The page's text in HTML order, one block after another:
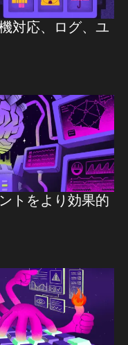
対応、ログ、ユ
トをより効果的